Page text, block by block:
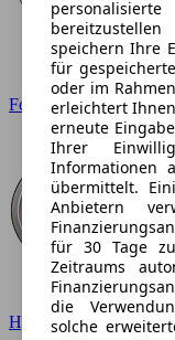
Ford
Hyundai
speichern Ihre
für
oder im
erleichtert
erneute
Ihrer
Informationen
übermittelt.
Anbietern
für 30 Tage
Zeitraums
die
solche